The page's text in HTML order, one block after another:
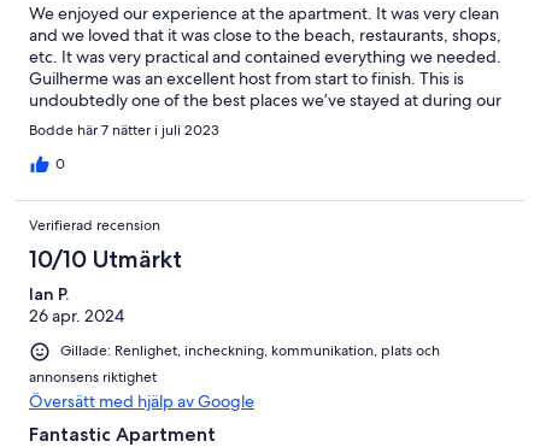
We enjoyed our experience at the apartment. It was very clean
and we loved that it was close to the beach, restaurants, shops,
etc. It was very practical and contained everything we needed.
Guilherme was an excellent host from start to finish. This is
undoubtedly one of the best places we’ve stayed at during our
vacation in Portugal and we would definitely recommend it to
anyone looking for a place to stay.
Bodde här 7 nätter i juli 2023
0
Verifierad recension
10/10 Utmärkt
Ian P.
26 apr. 2024
Gillade: Renlighet, incheckning, kommunikation, plats och
annonsens riktighet
Översätt med hjälp av Google
Fantastic Apartment